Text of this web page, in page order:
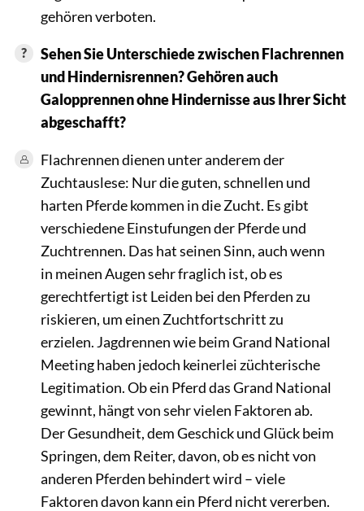
gehören verboten.
Sehen Sie Unterschiede zwischen Flachrennen
und Hindernisrennen? Gehören auch
Galopprennen ohne Hindernisse aus Ihrer Sicht
abgeschafft?
Flachrennen dienen unter anderem der
Zuchtauslese: Nur die guten, schnellen und
harten Pferde kommen in die Zucht. Es gibt
verschiedene Einstufungen der Pferde und
Zuchtrennen. Das hat seinen Sinn, auch wenn
in meinen Augen sehr fraglich ist, ob es
gerechtfertigt ist Leiden bei den Pferden zu
riskieren, um einen Zuchtfortschritt zu
erzielen. Jagdrennen wie beim Grand National
Meeting haben jedoch keinerlei züchterische
Legitimation. Ob ein Pferd das Grand National
gewinnt, hängt von sehr vielen Faktoren ab.
Der Gesundheit, dem Geschick und Glück beim
Springen, dem Reiter, davon, ob es nicht von
anderen Pferden behindert wird – viele
Faktoren davon kann ein Pferd nicht vererben.